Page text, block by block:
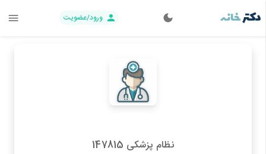
ورود/عضویت
نظام پزشکی 147815